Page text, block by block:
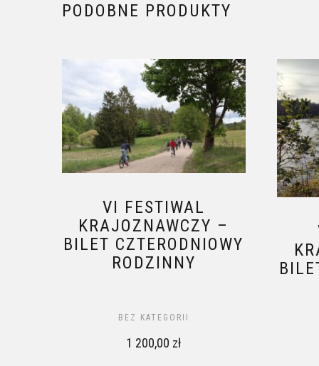
PODOBNE PRODUKTY
VI FESTIWAL
KRAJOZNAWCZY –
BILET CZTERODNIOWY
RODZINNY
BEZ KATEGORII
1 200,00 zł